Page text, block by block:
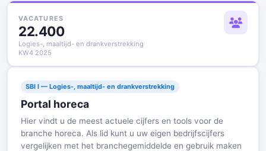
VACATURES
22.400
Logies-, maaltijd- en drankverstrekking
KW4 2025
SBI I — Logies-, maaltijd- en drankverstrekking
Portal horeca
Hier vindt u de meest actuele cijfers en tools voor de
branche horeca. Als lid kunt u uw eigen bedrijfscijfers
vergelijken met het branchegemiddelde en gebruik maken